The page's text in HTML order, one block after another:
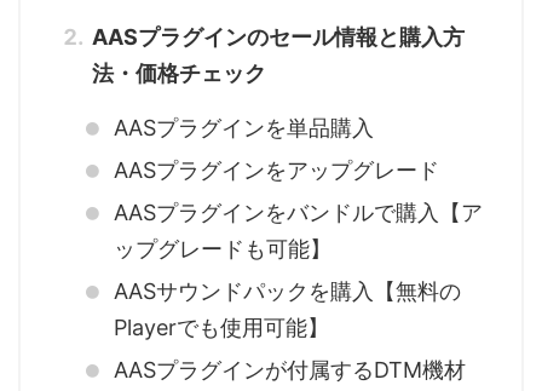
AASプラグインのセール情報と購入方
法・価格チェック
AASプラグインを単品購入
AASプラグインをアップグレード
AASプラグインをバンドルで購入【ア
ップグレードも可能】
AASサウンドパックを購入【無料の
Playerでも使用可能】
AASプラグインが付属するDTM機材